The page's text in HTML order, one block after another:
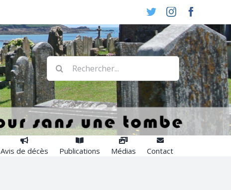
TwitterInstagram
Rechercher:
Avis de décès Publications Médias Contact